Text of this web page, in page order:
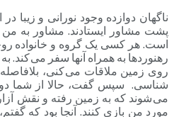
ناگهان دوازده وجود نورانی و زیبا در
پشت مشاور ایستادند. مشاور به
است. هر کسی یک گروه و خانواده
رهنوردها به همراه آنها سفر می کند.
روی زمین ملاقات می کنی،
شناسی. سپس گفت، حالا از شما
می شوند که به زمین رفته و نقش
مورد من بازی کنند. آنجا بود که